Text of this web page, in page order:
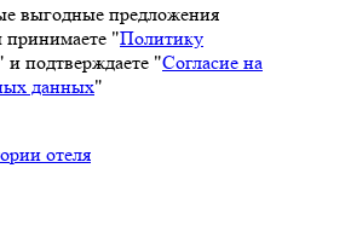
выгодные предложения
принимаете "Политику
и подтверждаете "Согласие на
данных"
отеля